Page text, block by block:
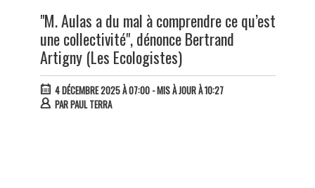
"M. Aulas a du mal à comprendre ce qu’est
une collectivité", dénonce Bertrand
Artigny (Les Ecologistes)
4 DÉCEMBRE 2025 À 07:00- MIS À JOUR À 10:27
PARPAUL TERRA